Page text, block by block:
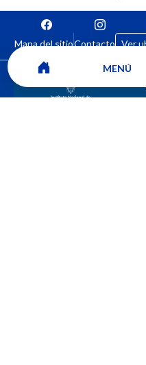
Mapa del sitioContacto Ver
MENÚ